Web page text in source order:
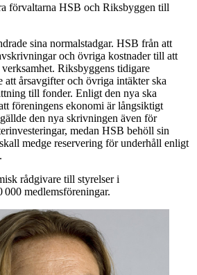
förvaltarna HSB och Riksbyggen till
sina normalstadgar. HSB från att
och övriga kostnader till att
Riksbyggens tidigare
årsavgifter och övriga intäkter ska
till fonder. Enligt den nya ska
föreningens ekonomi är långsiktigt
den nya skrivningen även för
medan HSB behöll sin
medge reservering för underhåll enligt
rådgivare till styrelser i
000 medlemsföreningar.